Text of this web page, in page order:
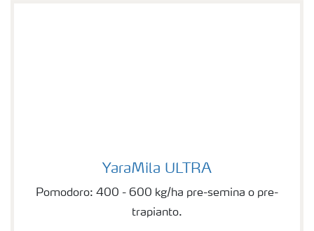
YaraMila ULTRA
Pomodoro: 400 - 600 kg/ha pre-semina o pre-
trapianto.